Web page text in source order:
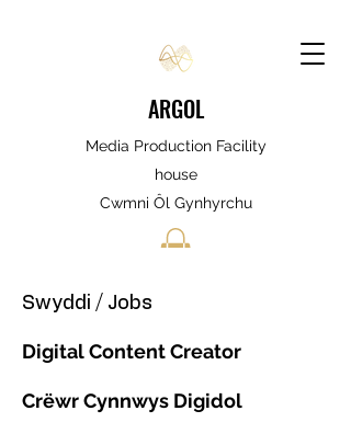
ARGOL
Media Production Facility
house
Cwmni Ôl Gynhyrchu
Swyddi / Jobs
Digital Content Creator
Crëwr Cynnwys Digidol